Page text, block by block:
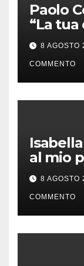
Paolo
“La
8 AGOSTO
COMMENTO
al mio
alla8 AGOSTO
COMMENTO